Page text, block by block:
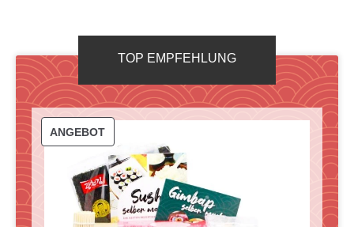
TOP EMPFEHLUNG
ANGEBOTP
R
O
D
U